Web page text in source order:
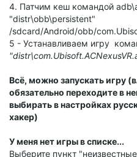
4. Патчим кеш командой
"distr\obb\persistent"
/sdcard/Android/obb/
5 - Устанавливаем игру
Всё, можно запускать игру
обязательно переходите в
выбирать в настройках
хакер)
У меня нет игры в списке...
Выберите пункт